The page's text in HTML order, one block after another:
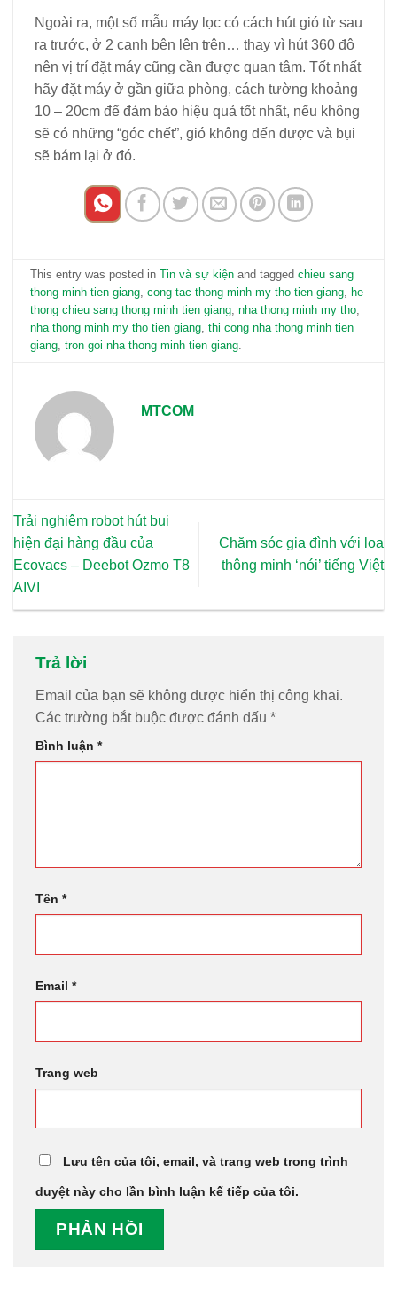
Ngoài ra, một số mẫu máy lọc có cách hút gió từ sau
ra trước, ở 2 cạnh bên lên trên… thay vì hút 360 độ
nên vị trí đặt máy cũng cần được quan tâm. Tốt nhất
hãy đặt máy ở gần giữa phòng, cách tường khoảng
10 – 20cm để đảm bảo hiệu quả tốt nhất, nếu không
sẽ có những “góc chết”, gió không đến được và bụi
sẽ bám lại ở đó.
This entry was posted inTin và sự kiện and taggedchieu sang
thong minh tien giang ,cong tac thong minh my tho tien giang ,he
thong chieu sang thong minh tien giang ,nha thong minh my tho
nha thong minh my tho tien giang ,thi cong nha thong minh tien
giang ,tron goi nha thong minh tien giang
MTCOM
Trải nghiệm robot hút bụi
hiện đại hàng đầu của
Ecovacs – Deebot Ozmo T8
AIVI
Chăm sóc gia đình với loa
thông minh ‘nói’ tiếng Việt
Trả lời
Email của bạn sẽ không được hiển thị công khai.
Các trường bắt buộc được đánh dấu *
Bình luận *
Tên *
Email *
Trang web
Lưu tên của tôi, email, và trang web trong trình
duyệt này cho lần bình luận kế tiếp của tôi.